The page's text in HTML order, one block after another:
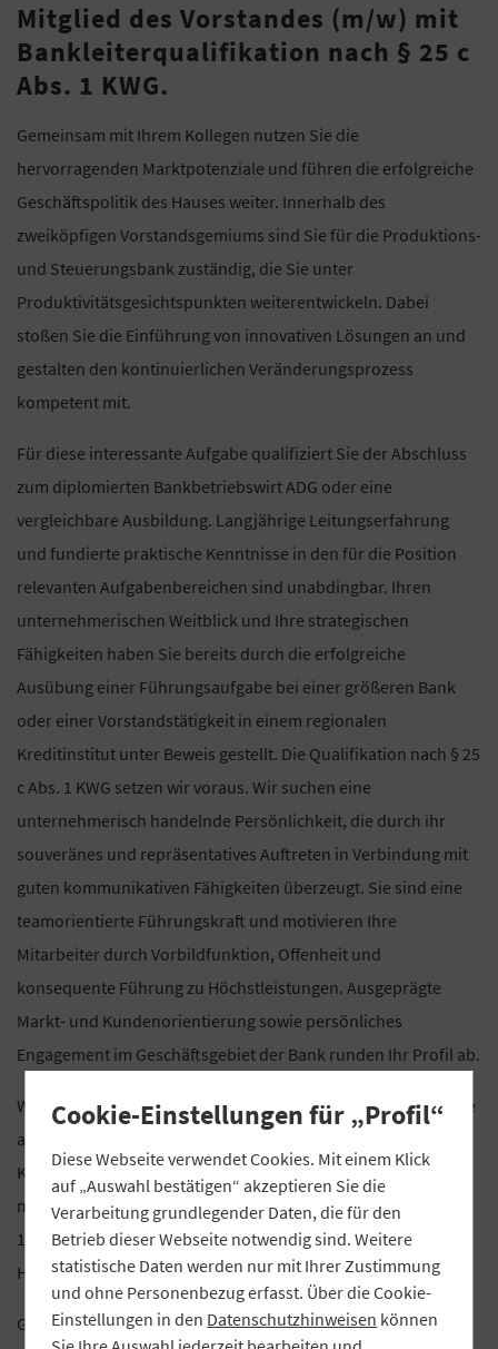
Mitglied des Vorstandes (m/w) mit
Bankleiterqualifikation nach § 25 c
Abs. 1 KWG.
Gemeinsam mit Ihrem Kollegen nutzen Sie die
hervorragenden Marktpotenziale und führen die erfolgreiche
Geschäftspolitik des Hauses weiter. Innerhalb des
zweiköpfigen Vorstandsgemiums sind Sie für die Produktions-
und Steuerungsbank zuständig, die Sie unter
Produktivitätsgesichtspunkten weiterentwickeln. Dabei
stoßen Sie die Einführung von innovativen Lösungen an und
gestalten den kontinuierlichen Veränderungsprozess
kompetent mit.
Für diese interessante Aufgabe qualifiziert Sie der Abschluss
zum diplomierten Bankbetriebswirt ADG oder eine
vergleichbare Ausbildung. Langjährige Leitungserfahrung
und fundierte praktische Kenntnisse in den für die Position
relevanten Aufgabenbereichen sind unabdingbar. Ihren
unternehmerischen Weitblick und Ihre strategischen
Fähigkeiten haben Sie bereits durch die erfolgreiche
Ausübung einer Führungsaufgabe bei einer größeren Bank
oder einer Vorstandstätigkeit in einem regionalen
Kreditinstitut unter Beweis gestellt. Die Qualifikation nach § 25
c Abs. 1 KWG setzen wir voraus. Wir suchen eine
unternehmerisch handelnde Persönlichkeit, die durch ihr
souveränes und repräsentatives Auftreten in Verbindung mit
guten kommunikativen Fähigkeiten überzeugt. Sie sind eine
teamorientierte Führungskraft und motivieren Ihre
Mitarbeiter durch Vorbildfunktion, Offenheit und
konsequente Führung zu Höchstleistungen. Ausgeprägte
Markt- und Kundenorientierung sowie persönliches
Engagement im Geschäftsgebiet der Bank runden Ihr Profil ab.
Wenn Sie sich angesprochen fühlen, senden Sie uns bitte Ihre
aussagefähigen Bewerbungsunterlagen unter Angabe der
Kennziffer 10318 sowie Ihres Gehaltswunsches und Ihres
möglichen Eintrittstermins bis spätestens
15. Januar 2019 zu. Für Vorabinformationen steht Ihnen Frau
Harriet Wolff telefonisch gerne zur Verfügung.
Genossenschaftsverband Bayern e. V., Türkenstraße 22 - 24,
Cookie-Einstellungen für „Profil“
Diese Webseite verwendet Cookies. Mit einem Klick
auf „Auswahl bestätigen“ akzeptieren Sie die
Verarbeitung grundlegender Daten, die für den
Betrieb dieser Webseite notwendig sind. Weitere
statistische Daten werden nur mit Ihrer Zustimmung
und ohne Personenbezug erfasst. Über die Cookie-
Einstellungen in den Datenschutzhinweisen können